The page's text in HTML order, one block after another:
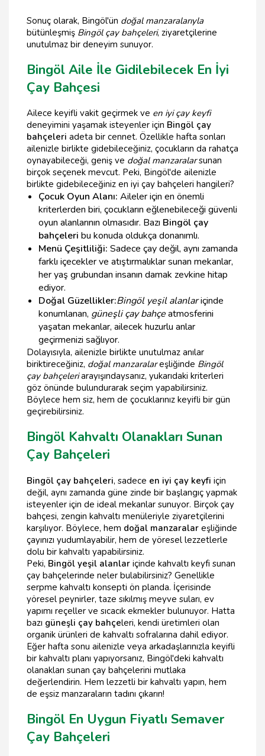
Sonuç olarak, Bingöl'ün doğal manzaralarıyla
bütünleşmiş Bingöl çay bahçeleri, ziyaretçilerine
unutulmaz bir deneyim sunuyor.
Bingöl Aile İle Gidilebilecek En İyi
Çay Bahçesi
Ailece keyifli vakit geçirmek ve en iyi çay keyfi
deneyimini yaşamak isteyenler için Bingöl çay
bahçeleri adeta bir cennet. Özellikle hafta sonları
ailenizle birlikte gidebileceğiniz, çocukların da rahatça
oynayabileceği, geniş ve doğal manzaralarsunan
birçok seçenek mevcut. Peki, Bingöl'de ailenizle
birlikte gidebileceğiniz en iyi çay bahçeleri hangileri?
Çocuk Oyun Alanı: Aileler için en önemli
kriterlerden biri, çocukların eğlenebileceği güvenli
oyun alanlarının olmasıdır. Bazı Bingöl çay
bahçeleri bu konuda oldukça donanımlı.
Menü Çeşitliliği: Sadece çay değil, aynı zamanda
farklı içecekler ve atıştırmalıklar sunan mekanlar,
her yaş grubundan insanın damak zevkine hitap
ediyor.
Doğal Güzellikler:Bingöl yeşil alanlariçinde
konumlanan, güneşli çay bahçeatmosferini
yaşatan mekanlar, ailecek huzurlu anlar
geçirmenizi sağlıyor.
Dolayısıyla, ailenizle birlikte unutulmaz anılar
biriktireceğiniz, doğal manzaralareşliğinde Bingöl
çay bahçeleriarayışındaysanız, yukarıdaki kriterleri
göz önünde bulundurarak seçim yapabilirsiniz.
Böylece hem siz, hem de çocuklarınız keyifli bir gün
geçirebilirsiniz.
Bingöl Kahvaltı Olanakları Sunan
Çay Bahçeleri
Bingöl çay bahçeleri, sadece en iyi çay keyfi için
değil, aynı zamanda güne zinde bir başlangıç yapmak
isteyenler için de ideal mekanlar sunuyor. Birçok çay
bahçesi, zengin kahvaltı menüleriyle ziyaretçilerini
karşılıyor. Böylece, hem doğal manzaralar eşliğinde
çayınızı yudumlayabilir, hem de yöresel lezzetlerle
dolu bir kahvaltı yapabilirsiniz.
Peki, Bingöl yeşil alanlar içinde kahvaltı keyfi sunan
çay bahçelerinde neler bulabilirsiniz? Genellikle
serpme kahvaltı konsepti ön planda. İçerisinde
yöresel peynirler, taze sıkılmış meyve suları, ev
yapımı reçeller ve sıcacık ekmekler bulunuyor. Hatta
bazı güneşli çay bahçeleri, kendi üretimleri olan
organik ürünleri de kahvaltı sofralarına dahil ediyor.
Eğer hafta sonu ailenizle veya arkadaşlarınızla keyifli
bir kahvaltı planı yapıyorsanız, Bingöl'deki kahvaltı
olanakları sunan çay bahçelerini mutlaka
değerlendirin. Hem lezzetli bir kahvaltı yapın, hem
de eşsiz manzaraların tadını çıkarın!
Bingöl En Uygun Fiyatlı Semaver
Çay Bahçeleri